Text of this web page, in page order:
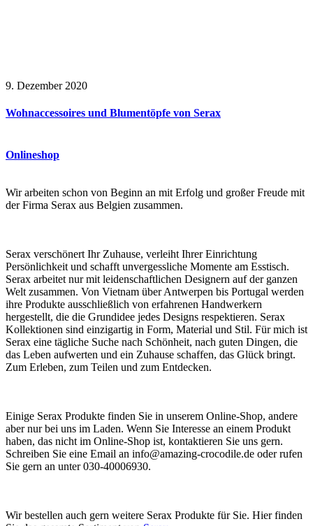
9. Dezember 2020
Wohnaccessoires und Blumentöpfe von Serax
Onlineshop
Wir arbeiten schon von Beginn an mit Erfolg und großer Freude mit
der Firma Serax aus Belgien zusammen.
Serax verschönert Ihr Zuhause, verleiht Ihrer Einrichtung
Persönlichkeit und schafft unvergessliche Momente am Esstisch.
Serax arbeitet nur mit leidenschaftlichen Designern auf der ganzen
Welt zusammen. Von Vietnam über Antwerpen bis Portugal werden
ihre Produkte ausschließlich von erfahrenen Handwerkern
hergestellt, die die Grundidee jedes Designs respektieren. Serax
Kollektionen sind einzigartig in Form, Material und Stil. Für mich ist
Serax eine tägliche Suche nach Schönheit, nach guten Dingen, die
das Leben aufwerten und ein Zuhause schaffen, das Glück bringt.
Zum Erleben, zum Teilen und zum Entdecken.
Einige Serax Produkte finden Sie in unserem Online-Shop, andere
aber nur bei uns im Laden. Wenn Sie Interesse an einem Produkt
haben, das nicht im Online-Shop ist, kontaktieren Sie uns gern.
Schreiben Sie eine Email an info@amazing-crocodile.de oder rufen
Sie gern an unter 030-40006930.
Wir bestellen auch gern weitere Serax Produkte für Sie. Hier finden